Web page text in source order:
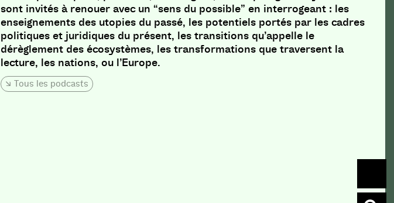
sont invités à renouer avec un “sens du possible” en interrogeant : les
enseignements des utopies du passé, les potentiels portés par les cadres
politiques et juridiques du présent, les transitions qu’appelle le
dérèglement des écosystèmes, les transformations que traversent la
lecture, les nations, ou l’Europe.
Tous les podcasts